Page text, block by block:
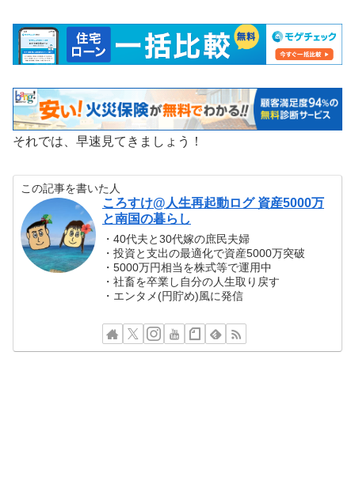
それでは、早速見てきましょう！
この記事を書いた人
ころすけ@人生再起動ログ 資産5000万
と南国の暮らし
・40代夫と30代嫁の庶民夫婦
・投資と支出の最適化で資産5000万突破
・5000万円相当を株式等で運用中
・社畜を卒業し自分の人生取り戻す
・エンタメ(円貯め)風に発信